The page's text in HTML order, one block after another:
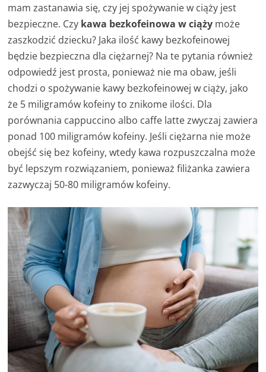
mam zastanawia się, czy jej spożywanie w ciąży jest
bezpieczne. Czy kawa bezkofeinowa w ciąży może
zaszkodzić dziecku? Jaka ilość kawy bezkofeinowej
będzie bezpieczna dla ciężarnej? Na te pytania również
odpowiedź jest prosta, ponieważ nie ma obaw, jeśli
chodzi o spożywanie kawy bezkofeinowej w ciąży, jako
że 5 miligramów kofeiny to znikome ilości. Dla
porównania cappuccino albo caffe latte zwyczaj zawiera
ponad 100 miligramów kofeiny. Jeśli ciężarna nie może
obejść się bez kofeiny, wtedy kawa rozpuszczalna może
być lepszym rozwiązaniem, ponieważ filiżanka zawiera
zazwyczaj 50-80 miligramów kofeiny.